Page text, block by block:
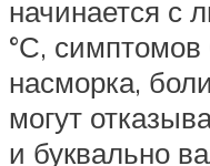
начинается с
°С,
насморка,
могут
и буквально